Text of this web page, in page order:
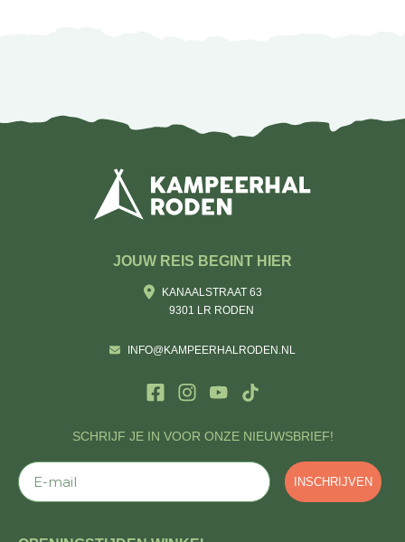
SCHRIJF JE IN VOOR ONZE NIEUWSBRIEF!
E-mail
INSCHRIJVEN
JOUW REIS BEGINT HIER
KANAALSTRAAT 63
9301 LR RODEN
INFO@KAMPEERHALRODEN.NL